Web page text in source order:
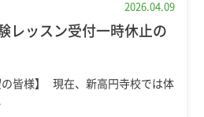
2026.04.09
レッスン受付一時休止の
の皆様】 現在、新高円寺校では体